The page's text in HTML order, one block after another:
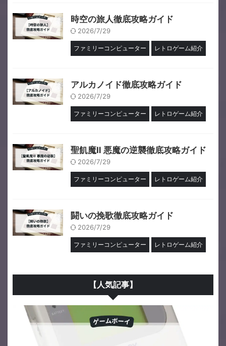
時空の旅人徹底攻略ガイド
2026/7/29
ファミリーコンピューター レトロゲーム紹介
アルカノイド徹底攻略ガイド
2026/7/29
ファミリーコンピューター レトロゲーム紹介
聖飢魔Ⅱ 悪魔の逆襲徹底攻略ガイド
2026/7/29
ファミリーコンピューター レトロゲーム紹介
闘いの挽歌徹底攻略ガイド
2026/7/29
ファミリーコンピューター レトロゲーム紹介
【人気記事】